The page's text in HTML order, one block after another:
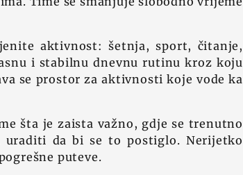
aktivnost: šetnja, sport, čitanje,
i stabilnu dnevnu rutinu kroz koju
se prostor za aktivnosti koje vode ka
šta je zaista važno, gdje se trenutno
da bi se to postiglo. Nerijetko
puteve.